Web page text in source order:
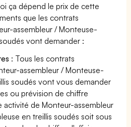
ça dépend le prix de cette
que les contrats
assembleur / Monteuse-
vont demander :
: Tous les contrats
assembleur / Monteuse-
soudés vont vous demander
ou prévision de chiffre
activité de Monteur-assembleur
en treillis soudés soit sous